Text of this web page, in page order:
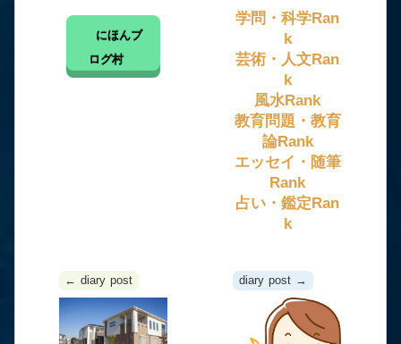
にほんブ
ログ村
学問・科学Ran
k
芸術・人文Ran
k
風水Rank
教育問題・教育
論Rank
エッセイ・随筆
Rank
占い・鑑定Ran
k
← diary post diary post →